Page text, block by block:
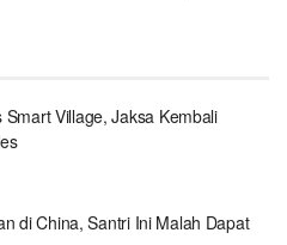
Village, Jaksa Kembali
di China, Santri Ini Malah Dapat